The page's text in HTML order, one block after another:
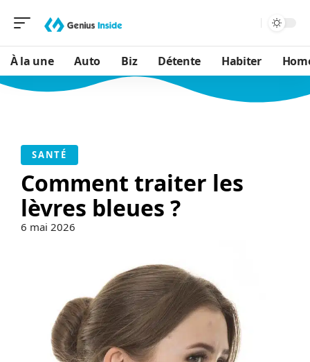
À la une Auto Biz Détente Habiter
SANTÉ
Comment traiter les
lèvres bleues ?
6 mai 2026